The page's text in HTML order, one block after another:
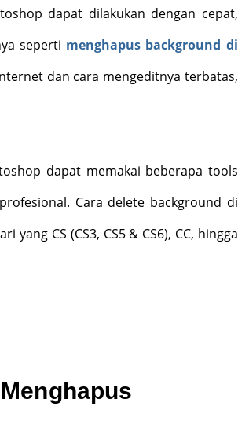
dapat dilakukan dengan cepat,
seperti menghapus background di
dan cara mengeditnya terbatas,
dapat memakai beberapa tools
Cara delete background di
CS (CS3, CS5 & CS6), CC, hingga